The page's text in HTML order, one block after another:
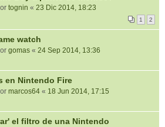
tognin « 23 Dic 2014, 18:23
1 2
watch
gomas « 24 Sep 2014, 13:36
en Nintendo Fire
marcos64 « 18 Jun 2014, 17:15
el filtro de una Nintendo